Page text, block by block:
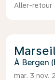
Aller-retour
Bergen
mar. 3 nov.